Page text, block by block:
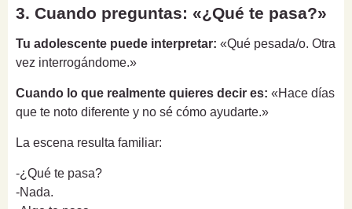
3. Cuando preguntas: «¿Qué te pasa?»
Tu adolescente puede interpretar: «Qué pesada/o. Otra
vez interrogándome.»
Cuando lo que realmente quieres decir es: «Hace días
que te noto diferente y no sé cómo ayudarte.»
La escena resulta familiar:
-¿Qué te pasa?
-Nada.